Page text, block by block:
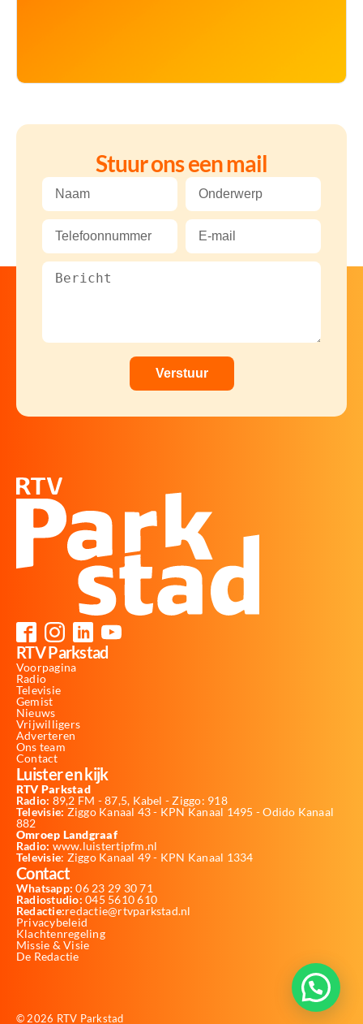
Stuur ons een mail
RTV Parkstad
Voorpagina
Radio
Televisie
Gemist
Nieuws
Vrijwilligers
Adverteren
Ons team
Contact
Luister en kijk
RTV Parkstad
Radio: 89,2 FM - 87,5, Kabel - Ziggo: 918
Televisie: Ziggo Kanaal 43 - KPN Kanaal 1495 - Odido Kanaal
882
Omroep Landgraaf
Radio: www.luistertipfm.nl
Televisie: Ziggo Kanaal 49 - KPN Kanaal 1334
Contact
Whatsapp: 06 23 29 30 71
Radiostudio: 045 5610 610
Redactie:redactie@rtvparkstad.nl
Privacybeleid
Klachtenregeling
Missie & Visie
De Redactie
© 2026 RTV Parkstad